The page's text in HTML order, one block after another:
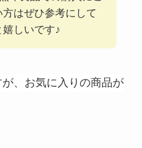
はぜひ参考にして
しいです♪
、お気に入りの商品が